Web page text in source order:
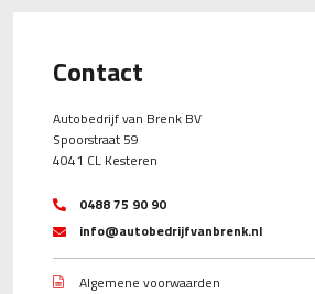
Contact
Autobedrijf van Brenk BV
Spoorstraat 59
4041 CL Kesteren
0488 75 90 90
info@autobedrijfvanbrenk.nl
Algemene voorwaarden